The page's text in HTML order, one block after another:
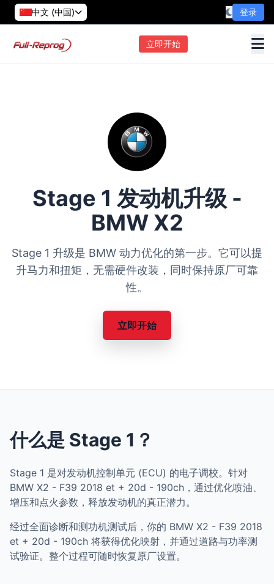
中文 (中国) 登录
立即开始
Stage 1 发动机升级 -
BMW X2
Stage 1 升级是 BMW 动力优化的第一步。它可以提
升马力和扭矩，无需硬件改装，同时保持原厂可靠
性。
立即开始
什么是 Stage 1？
Stage 1 是对发动机控制单元 (ECU) 的电子调校。针对
BMW X2 - F39 2018 et + 20d - 190ch，通过优化喷油、
增压和点火参数，释放发动机的真正潜力。
经过全面诊断和测功机测试后，你的 BMW X2 - F39 2018
et + 20d - 190ch 将获得优化映射，并通过道路与功率测
试验证。整个过程可随时恢复原厂设置。